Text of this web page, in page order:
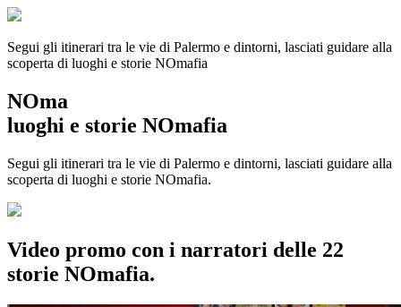
Segui gli itinerari tra le vie di Palermo e dintorni, lasciati guidare alla
scoperta di luoghi e storie NOmafia
NOma
luoghi e storie NOmafia
Segui gli itinerari tra le vie di Palermo e dintorni, lasciati guidare alla
scoperta di luoghi e storie NOmafia.
Video promo con i narratori delle 22
storie NOmafia.